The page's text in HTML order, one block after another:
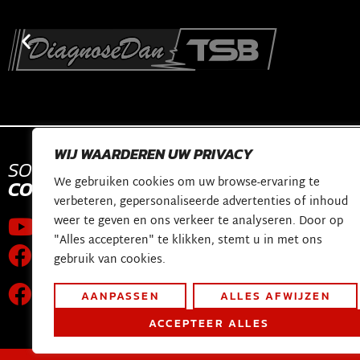
WIJ WAARDEREN UW PRIVACY
We gebruiken cookies om uw browse-ervaring te
verbeteren, gepersonaliseerde advertenties of inhoud
weer te geven en ons verkeer te analyseren. Door op
"Alles accepteren" te klikken, stemt u in met ons
gebruik van cookies.
AANPASSEN
ALLES AFWIJZEN
ACCEPTEER ALLES
SOCIAL MEDIA
CONTACT
Youtube kanaal
Facebook pagina
Wereldwijde technische
ondersteuningsgroep
CONTACT
Constructieweg 2